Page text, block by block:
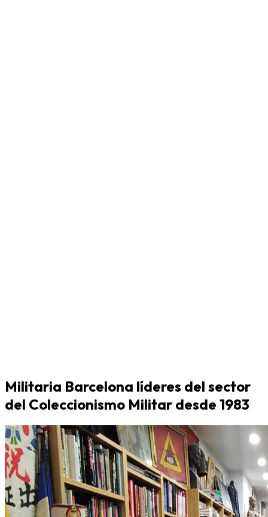
Militaria Barcelona líderes del sector
del Coleccionismo Militar desde 1983